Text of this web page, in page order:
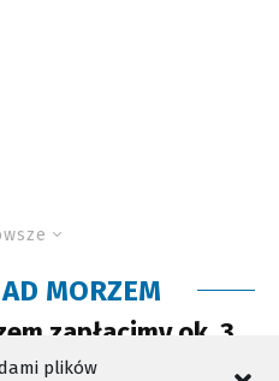
plików
MORZEM
zapłacimy ok. 3